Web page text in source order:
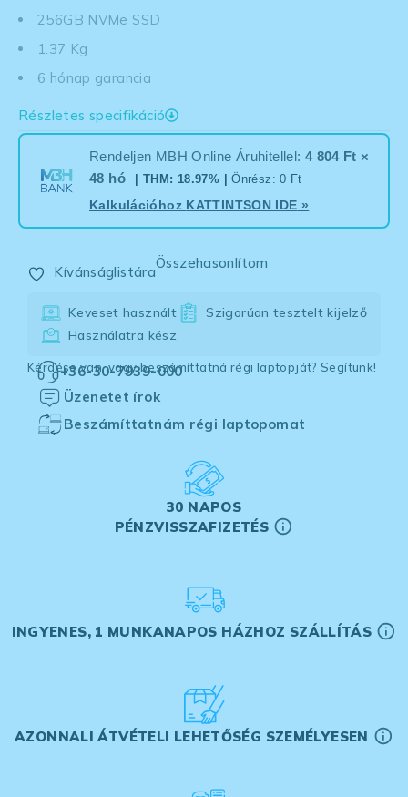
256GB NVMe SSD
1.37 Kg
6 hónap garancia
Részletes specifikáció
Rendeljen MBH Online Áruhitellel: 4 804 Ft ×
48 hó
| THM: 18.97% |Önrész: 0 Ft
Kalkulációhoz KATTINTSON IDE »
Kívánságlistára
Összehasonlítom
Keveset használt
Szigorúan tesztelt kijelző
Használatra kész
Kérdése van, vagy beszámíttatná régi laptopját? Segítünk!
+36-30-7939-000
Üzenetet írok
Beszámíttatnám régi laptopomat
30 NAPOS
PÉNZVISSZAFIZETÉS
INGYENES, 1 MUNKANAPOS HÁZHOZ SZÁLLÍTÁS
AZONNALI ÁTVÉTELI LEHETŐSÉG SZEMÉLYESEN